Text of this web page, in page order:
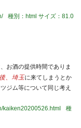
種別：html サイズ：81.0
お酒の提供時間でありま
、埼玉に来てしまうとか
ジム等について同じ考え
kaiken20200526.html
種